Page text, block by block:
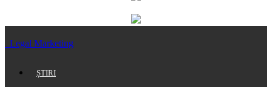
Legal Marketing
ȘTIRI